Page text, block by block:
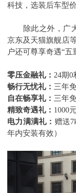
科技，选装后车型
除此之外，广大
京东及天猫旗舰店
户还可尊享奇遇“五
零压金融礼： 24期0
畅行无忧礼： 三年
自在畅享礼： 三年
精致奇遇礼： 1000
电力满满礼： 赠送
年内安装有效）